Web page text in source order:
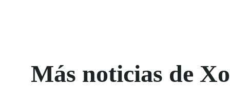
Más noticias de